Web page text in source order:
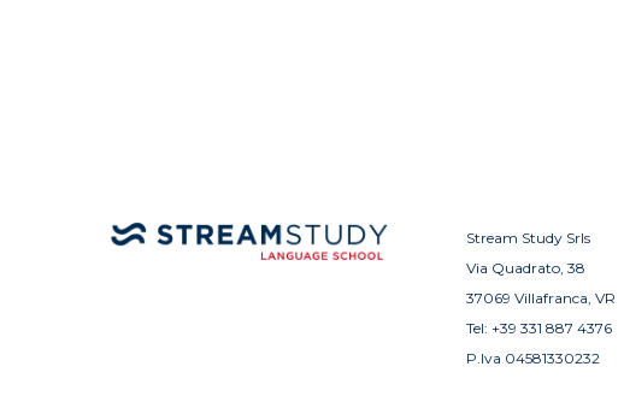
Stream Study Srls
Via Quadrato, 38
37069 Villafranca, VR
Tel: +39 331 887 4376
P.Iva 04581330232